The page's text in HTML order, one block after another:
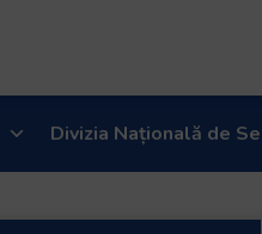
Divizia Națională de